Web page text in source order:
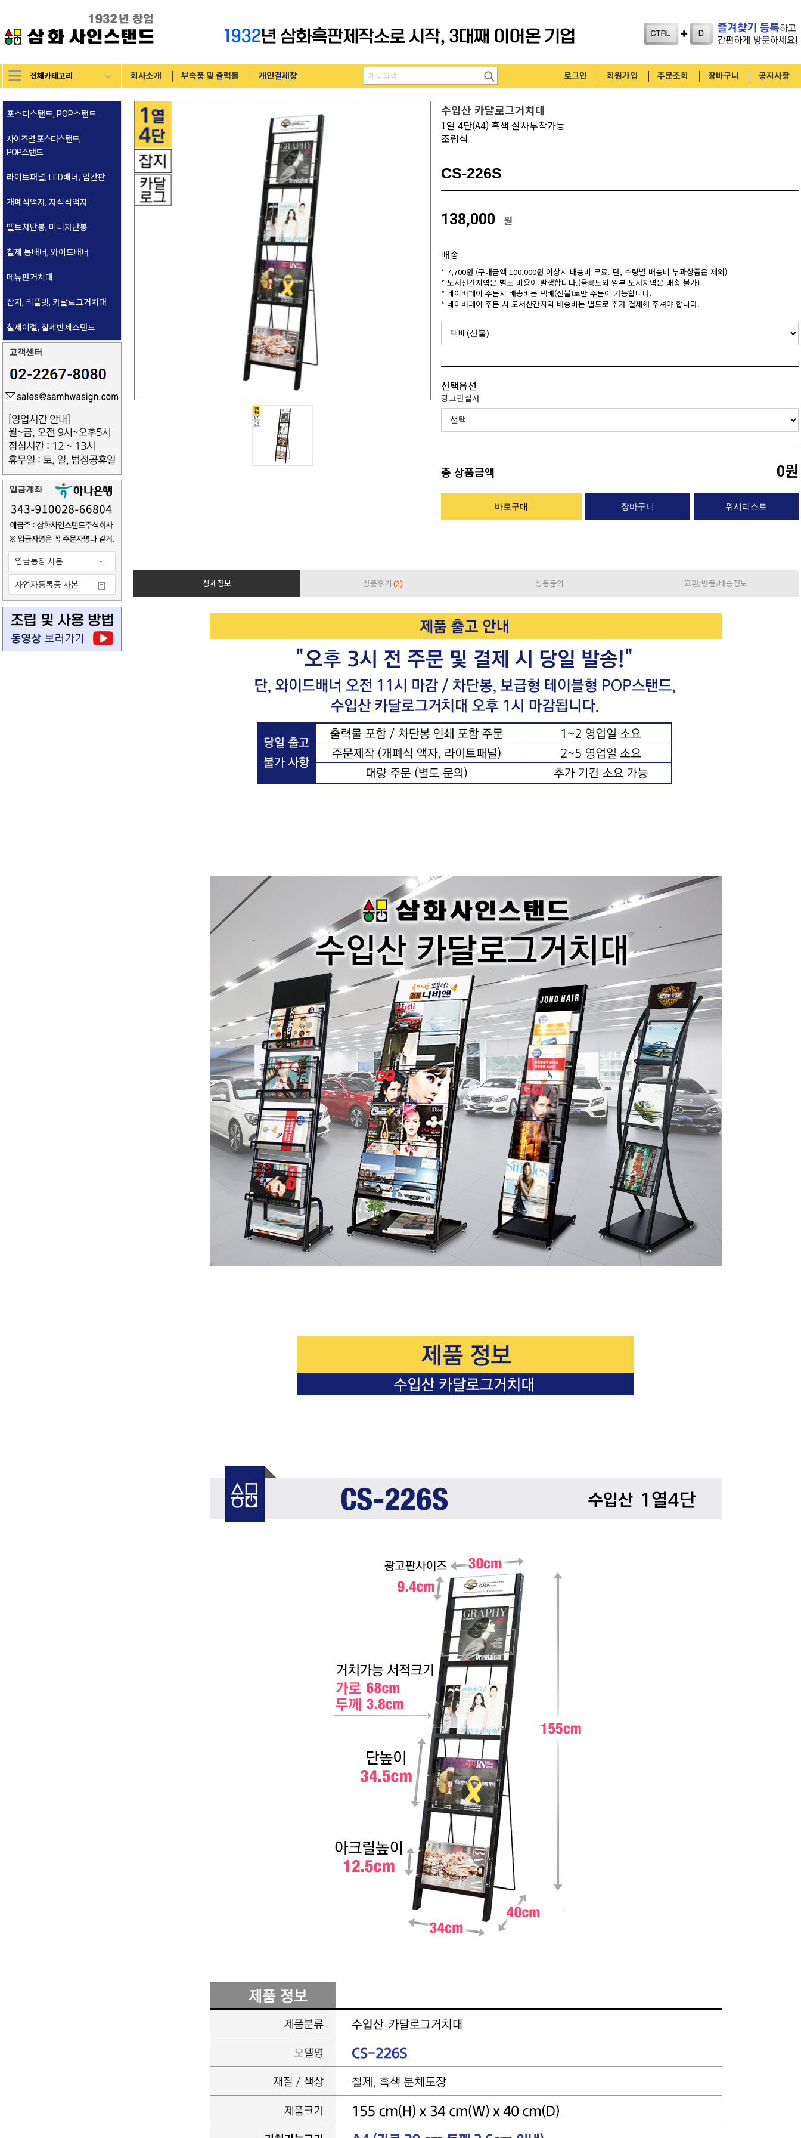
전체카테고리 회사소개 부속품 및 출력물 개인결제창 로그인 회원가입 주문조회 장바구니 공지사항
포스터스탠드, POP스탠드
고급형 무여백 자석식
집게형, 삽입형 POP스탠드
사이즈별 포스터스탠드,
POP스탠드
A4 모음전
B4 모음전
A3 모음전
A2 모음전
B2 모음전
A1 모음전
A1 이동식 바퀴형
A5 A4 A3 테이블형
A4 A3 집게형 A5 삽입형
라이트패널, LED배너, 입간판
벽걸이형
스탠드형
테이블형
개폐식액자, 자석식액자
개폐식
개폐식 주문제작
고급형 무여백 자석식
고급형 자석식
벨트차단봉, 미니차단봉
저중량 (2m 전용)
고중량 (2m~5m)
중첩형 (2m~5m)
벽걸이형 (2m~5m)
안전잠금 저중량 (2m 전용)
안전잠금 고중량 (2m~5m)
안전잠금 중첩형 (2m~5m)
안전잠금 벽걸이 (2m~5m)
포스터꽂이
미니차단봉
철제 통배너, 와이드배너
철제 통배너
와이드배너
LED배너
메뉴판거치대
철제, 원목 메뉴판거치대
고중량 실외용 메뉴스탠드
개폐식 메뉴스탠드
잡지, 리플렛, 카달로그거치대
잡지, 리플렛, 전단지,
카달로그거치대
홍보물 거치 포스터스탠드
철제이젤, 철제반제스탠드
철제이젤
철제반제스탠드
입금통장 사본
사업자등록증 사본
수입산 카달로그거치대
1열 4단(A4) 흑색 실사부착가능
조립식
CS-226S
138,000 원
배송
* 7,700원 (구매금액 100,000원 이상시 배송비 무료. 단, 수량별 배송비 부과상품은 제외)
* 도서산간지역은 별도 비용이 발생합니다.(울릉도외 일부 도서지역은 배송 불가)
* 네이버페이 주문시 배송비는 택배(선불)로만 주문이 가능합니다.
* 네이버페이 주문 시 도서산간지역 배송비는 별도로 추가 결제해 주셔야 합니다.
선택옵션
광고판실사
총 상품금액 0원
위시리스트
상세정보 상품후기 (2) 상품문의 교환/반품/배송정보